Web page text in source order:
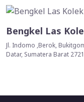
Bengkel Las
Jl. Indomo ,Berok,
Datar, Sumatera Barat